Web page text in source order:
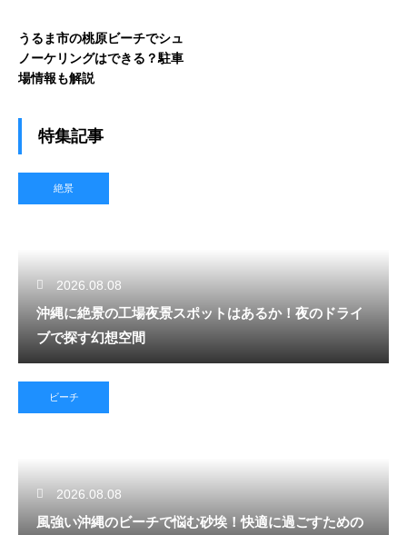
うるま市の桃原ビーチでシュ
ノーケリングはできる？駐車
場情報も解説
特集記事
絶景
2026.08.08
沖縄に絶景の工場夜景スポットはあるか！夜のドライ
ブで探す幻想空間
ビーチ
2026.08.08
風強い沖縄のビーチで悩む砂埃！快適に過ごすための